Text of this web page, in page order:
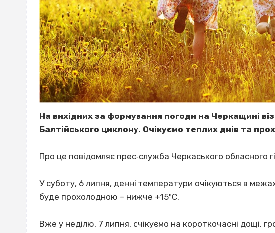
На вихідних за формування погоди на Черкащині
Балтійського циклону. Очікуємо теплих днів та
Про це повідомляє прес‐служба Черкаського обласного
У суботу, 6 липня, денні температури очікуються в
буде прохолодною – нижче +15ºС.
Вже у неділю, 7 липня, очікуємо на короткочасні дощі,